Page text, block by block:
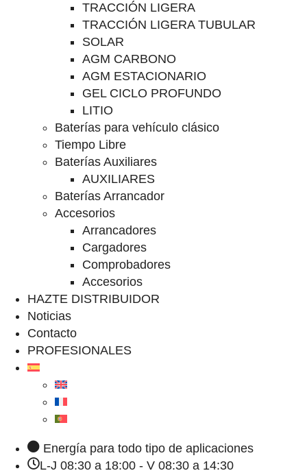
TRACCIÓN LIGERA
TRACCIÓN LIGERA TUBULAR
SOLAR
AGM CARBONO
AGM ESTACIONARIO
GEL CICLO PROFUNDO
LITIO
Baterías para vehículo clásico
Tiempo Libre
Baterías Auxiliares
AUXILIARES
Baterías Arrancador
Accesorios
Arrancadores
Cargadores
Comprobadores
Accesorios
HAZTE DISTRIBUIDOR
Noticias
Contacto
PROFESIONALES
Energía para todo tipo de aplicaciones
L-J 08:30 a 18:00 - V 08:30 a 14:30